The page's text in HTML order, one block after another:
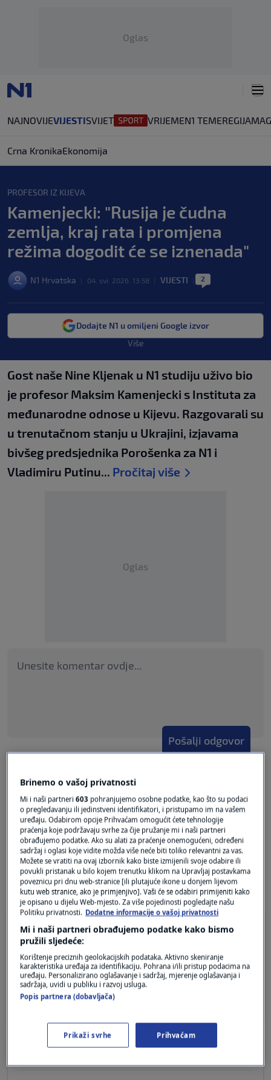
Oglas
NAJNOVIJEVIJESTISVIJET VRIJEMEN1 TEMEREGIJA
Crna KronikaEkonomija
PROFESOR IZ KIJEVA
Kamenjecki: "Rusija je čudna
zemlja, kraj rata i promjena
režima dogodit će se iznenada"
N1 Hrvatska 04. svi. 2026. 13:58 VIJESTI 2
Dodajte N1 u omiljeni Google izvor
Više
Gost naše Nine Kljenak u N1 studiju uživo bio
je profesor Maksim Kamenjecki s Instituta za
međunarodne odnose u Kijevu. Razgovarali su
u trenutačnom stanju u Ukrajini, izjavama
bivšeg predsjednika Porošenka za N1 i
Vladimiru Putinu... Pročitaj više
Oglas
Pošalji odgovor
Pošalji
2 KOMENTARA Najnovije
prije 4 mjeseci
Keko
Opet "jednosmjerna ulica", dovedite nekog iz
Ruske ambasade pa da čujemo i drugu stranu.
prije 4 mjeseci
Brinemo o vašoj privatnosti
Mi i naši partneri603 pohranjujemo osobne podatke, kao što su podaci
o pregledavanju ili jedinstveni identifikatori, i pristupamo im na vašem
uređaju. Odabirom opcije Prihvaćam omogućit ćete tehnologije
praćenja koje podržavaju svrhe za čije pružanje mi i naši partneri
obrađujemo podatke. Ako su alati za praćenje onemogućeni, određeni
sadržaj i oglasi koje vidite možda više neće biti toliko relevantni za vas.
Možete se vratiti na ovaj izbornik kako biste izmijenili svoje odabire ili
povukli pristanak u bilo kojem trenutku klikom na Upravljaj postavkama
poveznicu pri dnu web-stranice [ili plutajuće ikone u donjem lijevom
kutu web stranice, ako je primjenjivo]. Vaši će se odabiri primijeniti kako
je opisano u dijelu Web-mjesto. Za više pojedinosti pogledajte našu
Politiku privatnosti. Dodatne informacije o vašoj privatnosti
Mi i naši partneri obrađujemo podatke kako bismo
pružili sljedeće:
Korištenje preciznih geolokacijskih podataka. Aktivno skeniranje
karakteristika uređaja za identifikaciju. Pohrana i/ili pristup podacima na
uređaju. Personalizirano oglašavanje i sadržaj, mjerenje oglašavanja i
sadržaja, uvidi u publiku i razvoj usluga.
Popis partnera (dobavljača)
Prikaži svrhe Prihvaćam